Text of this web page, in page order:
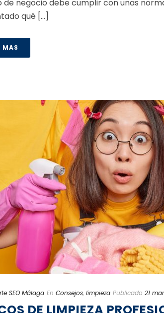
de negocio debe cumplir con unas
qué [...]
MAS
SEO Málaga En Consejos, limpieza Publicado 21